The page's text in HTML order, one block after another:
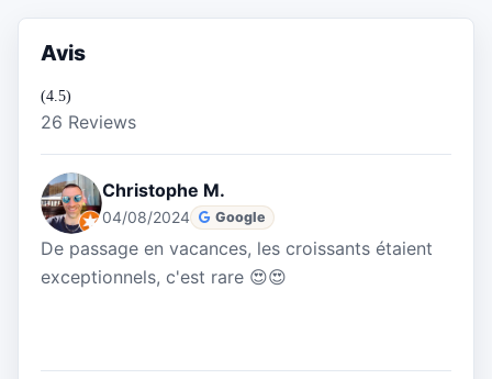
Avis
(4.5)
26 Reviews
Christophe M.
04/08/2024 Google
De passage en vacances, les croissants étaient
exceptionnels, c'est rare 😍😍